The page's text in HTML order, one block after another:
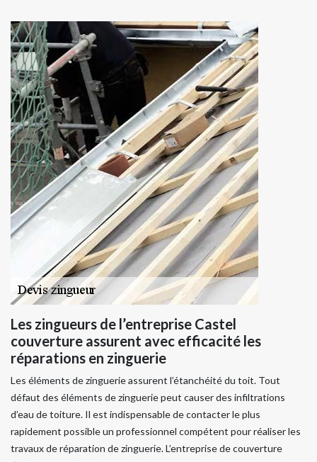
Les zingueurs de l’entreprise Castel
couverture assurent avec efficacité les
réparations en zinguerie
Les éléments de zinguerie assurent l’étanchéité du toit. Tout
défaut des éléments de zinguerie peut causer des infiltrations
d’eau de toiture. Il est indispensable de contacter le plus
rapidement possible un professionnel compétent pour réaliser les
travaux de réparation de zinguerie. L’entreprise de couverture